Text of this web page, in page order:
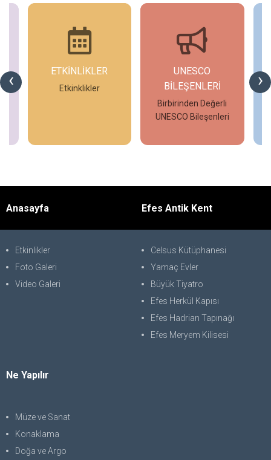
‹ ›
ETKİNLİKLER
Etkinklikler
UNESCO
BİLEŞENLERİ
Birbirinden Değerli
UNESCO Bileşenleri
İncele
Anasayfa
Etkinlikler
Foto Galeri
Video Galeri
Efes Antik Kent
Celsus Kütüphanesi
Yamaç Evler
Büyük Tiyatro
Efes Herkül Kapısı
Efes Hadrian Tapınağı
Efes Meryem Kilisesi
Ne Yapılır
Müze ve Sanat
Konaklama
Doğa ve Argo